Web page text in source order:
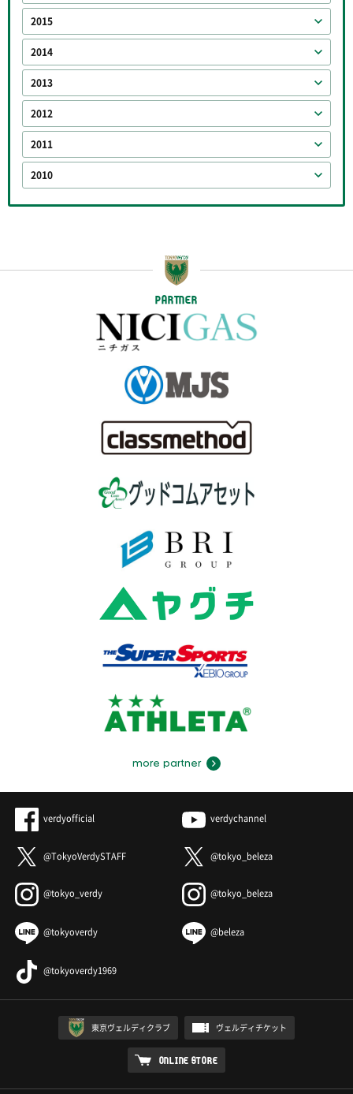
2015
2014
2013
2012
2011
2010
PARTNER
more partner
verdyofficial verdychannel
@TokyoVerdySTAFF @tokyo_beleza
@tokyo_verdy @tokyo_beleza
@tokyoverdy @beleza
@tokyoverdy1969
東京ヴェルディクラブ ヴェルディチケット
ONLINE STORE